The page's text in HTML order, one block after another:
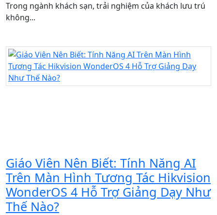
Trong ngành khách sạn, trải nghiệm của khách lưu trú
không...
Giáo Viên Nên Biết: Tính Năng AI
Trên Màn Hình Tương Tác Hikvision
WonderOS 4 Hỗ Trợ Giảng Dạy Như
Thế Nào?